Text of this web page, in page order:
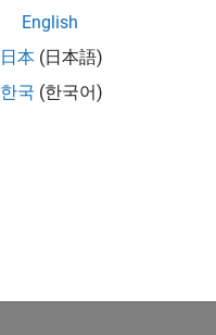
English
日本 (日本語)
한국 (한국어)